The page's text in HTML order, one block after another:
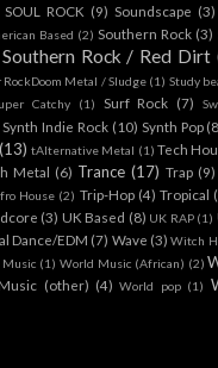
SOUL ROCK (9) Soundscape (3)
Based (2) Southern Rock (3)
Southern Rock / Red Dirt
RockDoom Metal / Sludge (1) Study
Catchy (1) Surf Rock (7)
Synth Indie Rock (10) Synth Pop
(13) tAlternative Metal (1) Tech
Metal (6) Trance (17) Trap (9)
House (2) Trip-Hop (4) Tropical
(3) UK Based (8) UK RAP (1)
Dance/EDM (7) Wave (3) Witch
(1) World Music (African) (2)
(other) (4) World pop (1)